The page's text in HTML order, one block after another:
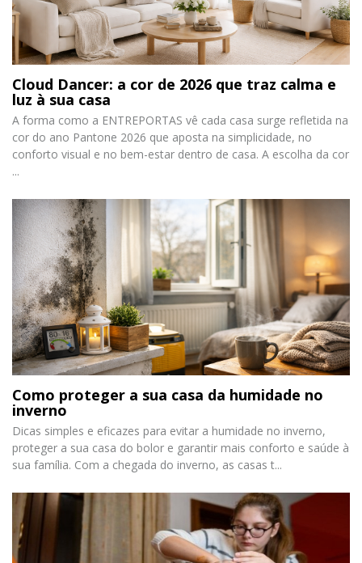
Cloud Dancer: a cor de 2026 que traz calma e
luz à sua casa
A forma como a ENTREPORTAS vê cada casa surge refletida na
cor do ano Pantone 2026 que aposta na simplicidade, no
conforto visual e no bem-estar dentro de casa. A escolha da cor
...
Como proteger a sua casa da humidade no
inverno
Dicas simples e eficazes para evitar a humidade no inverno,
proteger a sua casa do bolor e garantir mais conforto e saúde à
sua família. Com a chegada do inverno, as casas t...